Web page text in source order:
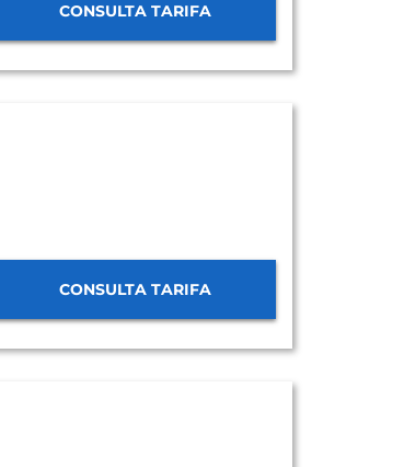
CONSULTA TARIFA
CONSULTA TARIFA